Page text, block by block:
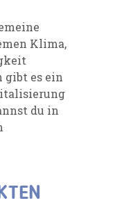
Klima,
gibt es ein
du in